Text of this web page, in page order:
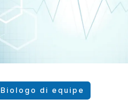
Biologo di equipe